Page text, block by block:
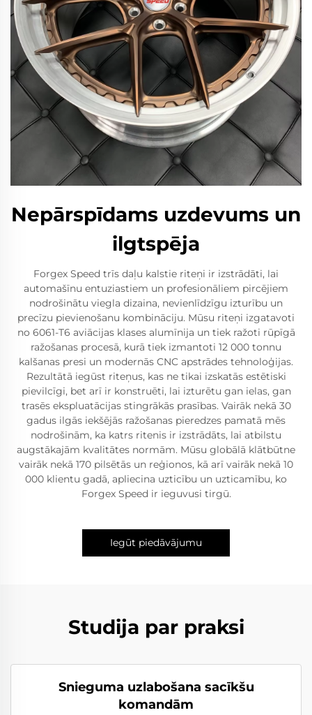
Nepārspīdams uzdevums un
ilgtspēja
Forgex Speed trīs daļu kalstie riteņi ir izstrādāti, lai
automašīnu entuziastiem un profesionāliem pircējiem
nodrošinātu viegla dizaina, nevienlīdzīgu izturību un
precīzu pievienošanu kombināciju. Mūsu riteņi izgatavoti
no 6061-T6 aviācijas klases alumīnija un tiek ražoti rūpīgā
ražošanas procesā, kurā tiek izmantoti 12 000 tonnu
kalšanas presi un modernās CNC apstrādes tehnoloģijas.
Rezultātā iegūst riteņus, kas ne tikai izskatās estētiski
pievilcīgi, bet arī ir konstruēti, lai izturētu gan ielas, gan
trasēs ekspluatācijas stingrākās prasības. Vairāk nekā 30
gadus ilgās iekšējās ražošanas pieredzes pamatā mēs
nodrošinām, ka katrs ritenis ir izstrādāts, lai atbilstu
augstākajām kvalitātes normām. Mūsu globālā klātbūtne
vairāk nekā 170 pilsētās un reģionos, kā arī vairāk nekā 10
000 klientu gadā, apliecina uzticību un uzticamību, ko
Forgex Speed ir ieguvusi tirgū.
Iegūt piedāvājumu
Studija par praksi
Snieguma uzlabošana sacīkšu
komandām